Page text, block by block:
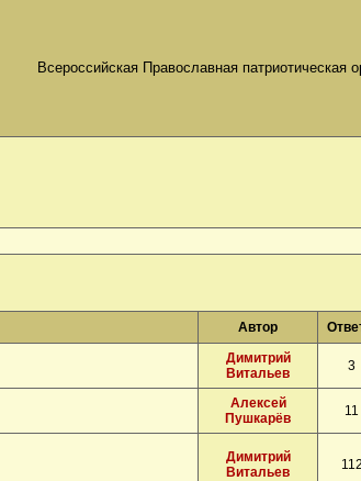
Всероссийская Православная патриотическая
Автор
Димитрий
Витальев
3
Алексей
Пушкарёв
11
Димитрий
Витальев
112